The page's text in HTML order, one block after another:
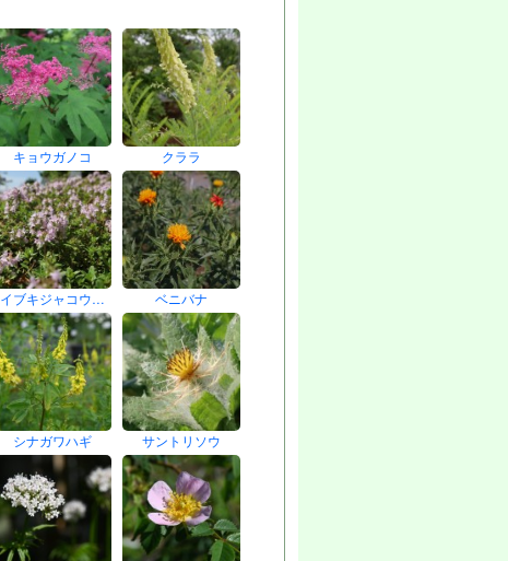
キョウガノコ クララ
イブキジャコウ… ベニバナ
シナガワハギ サントリソウ